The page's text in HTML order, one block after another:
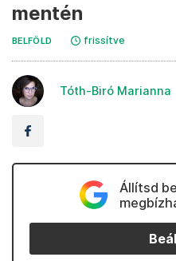
mentén
BELFÖLD frissítve
Tóth-Biró Marianna
Állítsd